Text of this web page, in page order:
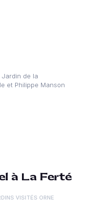
Jardin de la
et Philippe Manson
à La Ferté
VISITÉS ORNE